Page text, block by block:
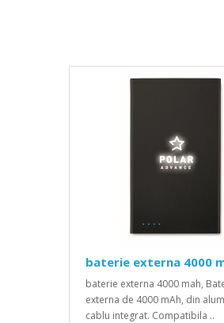
baterie externa 4000
baterie externa 4000 mah,
externa de 4000 mAh, din
cablu integrat. Compatibila ..